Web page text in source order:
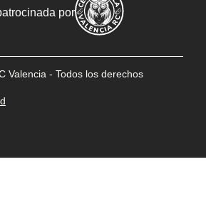
por
Valencia - Todos los derechos